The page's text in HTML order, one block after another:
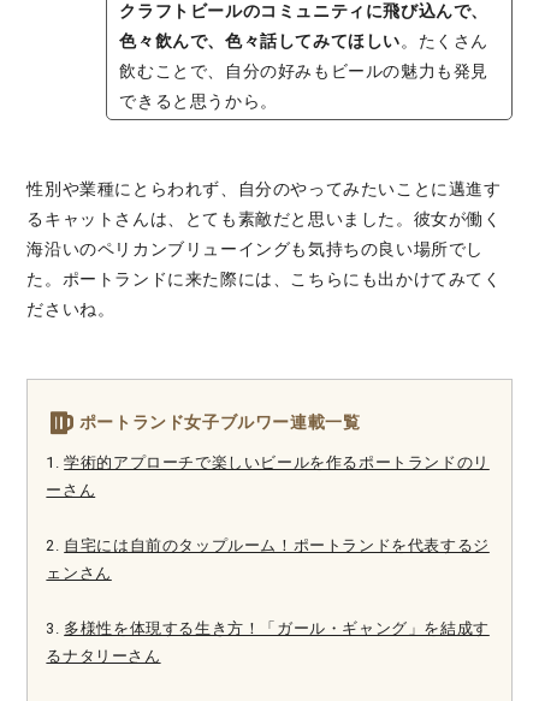
クラフトビールのコミュニティに飛び込んで、
色々飲んで、色々話してみてほしい。たくさん
飲むことで、自分の好みもビールの魅力も発見
できると思うから。
性別や業種にとらわれず、自分のやってみたいことに邁進す
るキャットさんは、とても素敵だと思いました。彼女が働く
海沿いのペリカンブリューイングも気持ちの良い場所でし
た。ポートランドに来た際には、こちらにも出かけてみてく
ださいね。
ポートランド女子ブルワー連載一覧
1.学術的アプローチで楽しいビールを作るポートランドのリ
ーさん
2. 自宅には自前のタップルーム！ポートランドを代表するジ
ェンさん
3. 多様性を体現する生き方！「ガール・ギャング」を結成す
るナタリーさん